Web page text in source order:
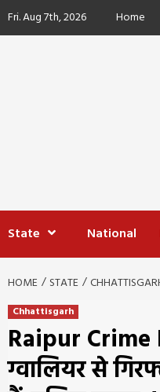
Skip
toFri. Aug 7th, 2026 Home
State National
HOME STATE
Chhattisgarh
Raipur Crime
ग्वालियर से